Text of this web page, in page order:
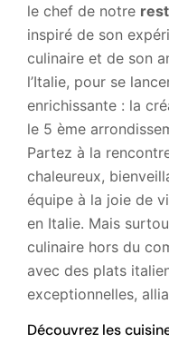
le chef de notre
inspiré de son
culinaire et de son
l’Italie, pour se
enrichissante : la
le 5 ème
Partez à la
chaleureux,
équipe à la joie de
en Italie. Mais
culinaire hors du
avec des plats
exceptionnelles,
Découvrez les